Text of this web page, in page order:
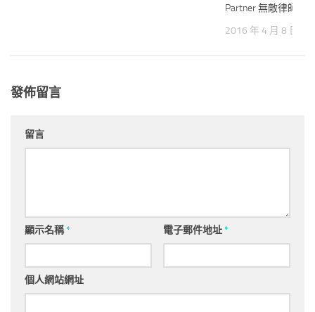
Partner 無敵律師
2016 年 4 月 8 日
發佈留言
留言
顯示名稱* 電子郵件地址*
個人網站網址